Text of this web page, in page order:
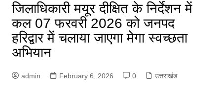
जिलाधिकारी मयूर दीक्षित के निर्देशन में
कल 07 फरवरी 2026 को जनपद
हरिद्वार में चलाया जाएगा मेगा स्वच्छता
अभियान
admin February 6, 2026 0 उत्तराखंड